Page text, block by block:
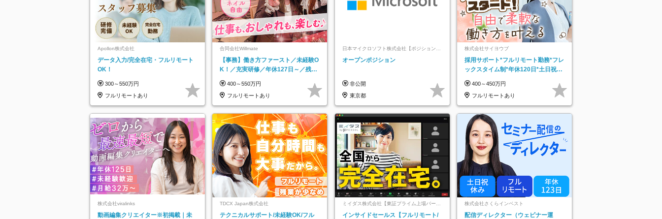
Apollon株式会社
データ入力/完全在宅・フルリモート
OK！
300～550万円
フルリモートあり
合同会社Willmate
【事務】働き方ファースト／未経験O
K！／充実研修／年休127日～／残業
400～550万円
フルリモートあり
日本マイクロソフト株式会社【ポジションマ
ッチ登録】
オープンポジション
非公開
東京都
株式会社サイヨウブ
採用サポート*フルリモート勤務*フレ
ックスタイム制*年休120日*土日祝休
400～450万円
フルリモートあり
株式会社viralinks
動画編集クリエイター※初掲載｜未
TDCX Japan株式会社
テクニカルサポート/未経験OK/フル
ミイダス株式会社【東証プライム上場パーソ
インサイドセールス【フルリモート/
株式会社さくらインベスト
配信ディレクター（ウェビナー運